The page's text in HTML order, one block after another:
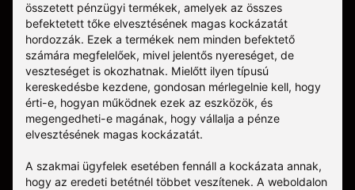
összetett pénzügyi termékek, amelyek az összes
befektetett tőke elvesztésének magas kockázatát
hordozzák. Ezek a termékek nem minden befektető
számára megfelelőek, mivel jelentős nyereséget, de
veszteséget is okozhatnak. Mielőtt ilyen típusú
kereskedésbe kezdene, gondosan mérlegelnie kell, hogy
érti-e, hogyan működnek ezek az eszközök, és
megengedheti-e magának, hogy vállalja a pénze
elvesztésének magas kockázatát.
A szakmai ügyfelek esetében fennáll a kockázata annak,
hogy az eredeti betétnél többet veszítenek. A weboldalon